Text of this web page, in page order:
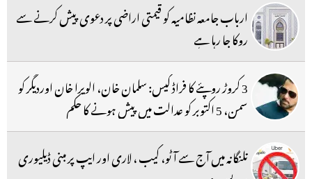
ارباب جامعہ نظامیہ کو قیمتی اراضی پر دعوی پیش کرنے سے
روکا جا رہا ہے
3 کروڑ روپئے کا فراڈ کیس: سلمان خان، الویرا خان اوردیگر کو
سمن، 5 اکتوبر کو عدالت میں پیش ہونے کا حکم
تلنگانہ میں آج سے آٹو، کیب ، لاری اور ایپ پر مبنی ڈیلیوری